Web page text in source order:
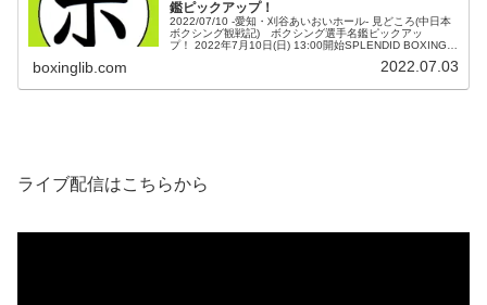
鑑ピックアップ！
2022/07/10 -愛知・刈谷あいおいホール- 見どころ(中日本
ボクシング観戦記) ボクシング選手名鑑ピックアッ
プ！ 2022年7月10日(日) 13:00開始SPLENDID BOXING刈
boxinglib.com 2022.07.03
ライブ配信はこちらから